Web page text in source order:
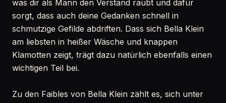
was dir als Mann den Verstand raubt und dafür
sorgt, dass auch deine Gedanken schnell in
schmutzige Gefilde abdriften. Dass sich Bella Klein
am liebsten in heißer Wäsche und knappen
Klamotten zeigt, trägt dazu natürlich ebenfalls einen
wichtigen Teil bei.
Zu den Faibles von Bella Klein zählt es, sich unter